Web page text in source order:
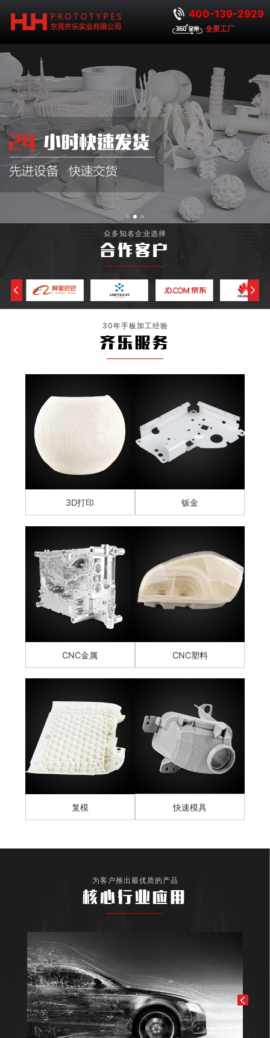
400-139-2929
全景工厂
众多知名企业选择
合作客户
30年手板加工经验
齐乐服务
3D打印 钣金
CNC金属 CNC塑料
复模 快速模具
为客户推出最优质的产品
核心行业应用